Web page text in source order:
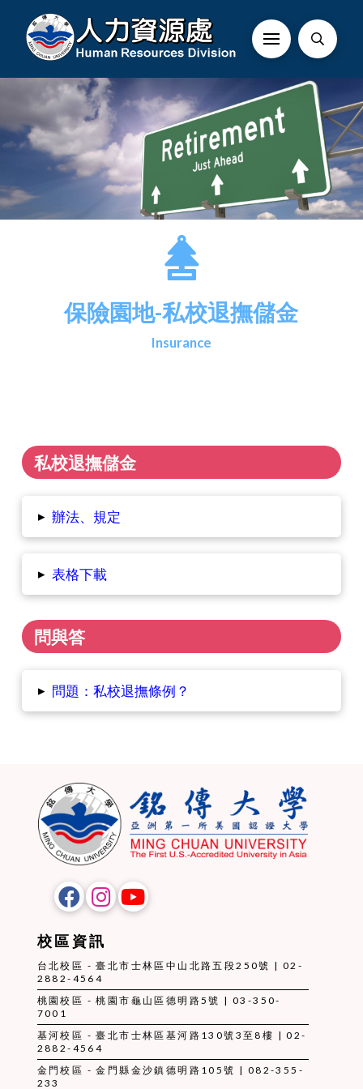
保險園地-私校退撫儲金
Insurance
私校退撫儲金
▸ 辦法、規定
▸ 表格下載
問與答
▸ 問題：私校退撫條例？
校區資訊
台北校區 - 臺北市士林區中山北路五段250號 | 02-
2882-4564
桃園校區 - 桃園市龜山區德明路5號 | 03-350-
7001
基河校區 - 臺北市士林區基河路130號3至8樓 | 02-
2882-4564
金門校區 - 金門縣金沙鎮德明路105號 | 082-355-
233